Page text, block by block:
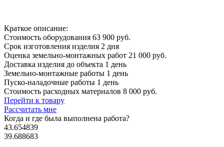
Краткое описание:
Стоимость оборудования 63 900 руб.
Срок изготовления изделия 2 дня
Оценка земельно-монтажных работ 21 000 руб.
Доставка изделия до объекта 1 день
Земельно-монтажные работы 1 день
Пуско-наладочные работы 1 день
Стоимость расходных материалов 8 000 руб.
Перейти к товару
Рассчитать мне
Когда и где была выполнена работа?
43.654839
39.688683